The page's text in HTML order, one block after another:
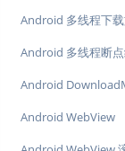
Android 多线程下
Android 多线程断
Android
Android WebView